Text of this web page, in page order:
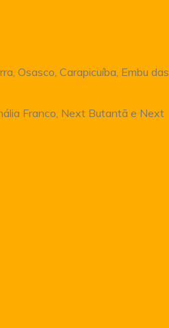
Osasco, Carapicuíba, Embu das
Franco, Next Butantã e Next